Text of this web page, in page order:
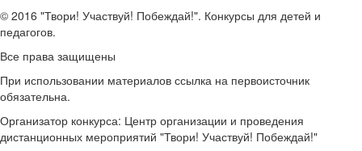
© 2016 "Твори! Участвуй! Побеждай!". Конкурсы для детей и
педагогов.
Все права защищены
При использовании материалов ссылка на первоисточник
обязательна.
Организатор конкурса: Центр организации и проведения
дистанционных мероприятий "Твори! Участвуй! Побеждай!"